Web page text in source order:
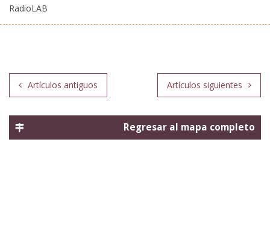
RadioLAB
Navegación
de
entradas
Artículos antiguos Artículos siguientes
Regresar al mapa completo